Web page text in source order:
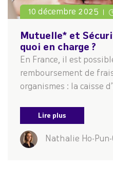
10 décembre 2025
Mutuelle* et
quoi en charge ?
En France, il est
remboursement de
organismes : la caisse
Lire plus
Nathalie Ho-